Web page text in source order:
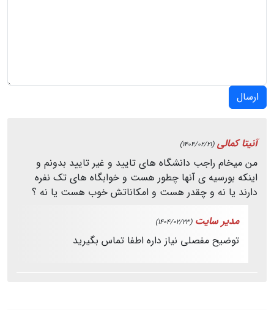
ارسال
آنیتا کمالی (1404/02/21)
من میخام راجب دانشگاه های تایید و غیر تایید بدونم و
اینکه بورسیه ی آنها چطور هست و خوابگاه های تک نفره
دارند یا نه و چقدر هست و امکاناتش خوب هست یا نه ؟
مدیر سایت (1404/02/23)
توضیح مفصلی نیاز داره اطفا تماس بگیرید